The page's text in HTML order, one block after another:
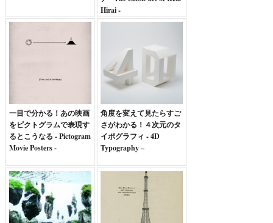
Hirai -
一目で分かる！あの映画
をピクトグラムで表現す
るとこうなる - Pictogram
Movie Posters -
角度を変えて見たらすご
さがわかる！４次元のタ
イポグラフィ - 4D
Typography –